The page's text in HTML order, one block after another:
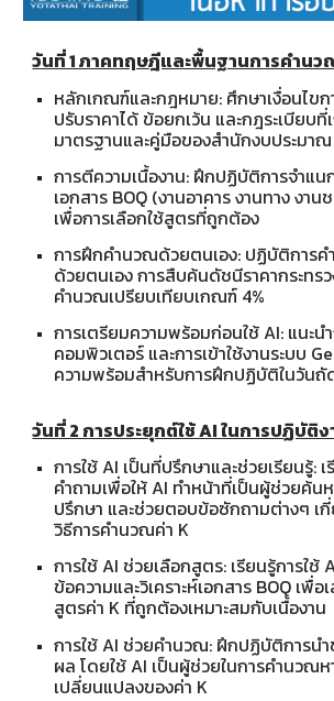
วันที่ 1 ภาคทฤษฎีและพื้นฐานการคำนว
หลักเกณฑ์และกฎหมาย: ศึกษาเงื่อนไ
ปรับราคาได้ ข้อยกเว้น และกฎระเบียบ
มาตรฐานและคู่มือของสำนักงบประมาณ
การตีความเนื้องาน: ฝึกปฏิบัติการจำแ
เอกสาร BOQ (งานอาคาร งานทาง งา
เพื่อการเลือกใช้สูตรที่ถูกต้อง
การฝึกคำนวณด้วยตนเอง: ปฏิบัติการค
ด้วยตนเอง การสืบค้นดัชนีราคากระทร
คำนวณเปรียบเทียบเกณฑ์ 4%
การเตรียมความพร้อมก่อนใช้ AI: แนะน
คอมพิวเตอร์ และการเข้าใช้งานระบบ
ความพร้อมสำหรับการฝึกปฏิบัติในวันถั
วันที่ 2 การประยุกต์ใช้ AI ในการปฏิบัติ
การใช้ AI เป็นที่ปรึกษาและช่วยเรียนรู้:
คำถามเพื่อให้ AI ทำหน้าที่เป็นผู้ช่วยค้น
ปรึกษา และช่วยตอบข้อซักถามต่างๆ เกี่
วิธีการคำนวณค่า K
การใช้ AI ช่วยเลือกสูตร: เรียนรู้การใช้
ข้อความและวิเคราะห์เอกสาร BOQ เพื่อ
สูตรค่า K ที่ถูกต้องเหมาะสมกับเนื้องาน
การใช้ AI ช่วยคำนวณ: ฝึกปฏิบัติการน
ผล โดยใช้ AI เป็นผู้ช่วยในการคำนวณห
เปลี่ยนแปลงของค่า K